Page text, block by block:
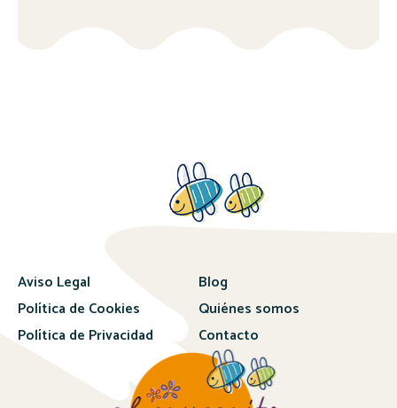
Aviso Legal
Política de Cookies
Política de Privacidad
Blog
Quiénes somos
Contacto